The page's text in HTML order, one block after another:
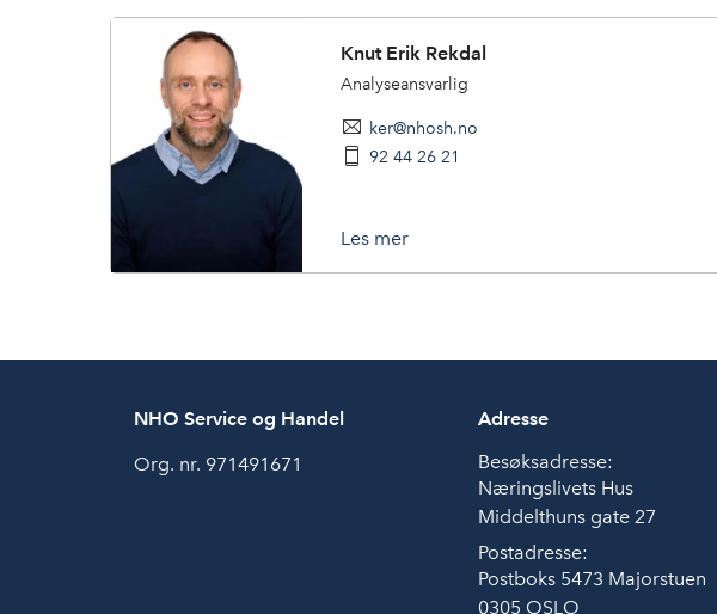
Knut Erik Rekdal
Analyseansvarlig
ker@nhosh.no
92 44 26 21
Les mer
NHO Service og Handel
Org. nr. 971491671
Adresse
Besøksadresse:
Næringslivets Hus
Middelthuns gate 27
Postadresse:
Postboks 5473 Majorstuen
0305 OSLO